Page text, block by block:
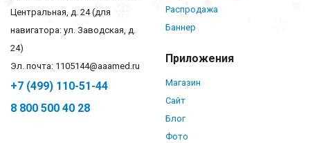
Центральная, д. 24 (для
навигатора: ул. Заводская, д.
24)
Эл. почта: 1105144@aaamed.ru
+7 (499) 110-51-44
8 800 500 40 28
Распродажа
Баннер
Приложения
Магазин
Сайт
Блог
Фото